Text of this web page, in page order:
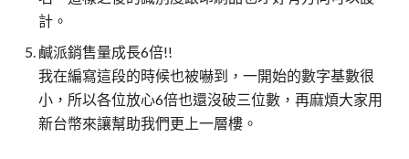
計。
鹹派銷售量成長6倍!!
我在編寫這段的時候也被嚇到，一開始的數字基數很
小，所以各位放心6倍也還沒破三位數，再麻煩大家用
新台幣來讓幫助我們更上一層樓。